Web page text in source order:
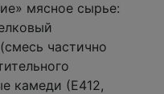
мясное сырье:
частично
камеди (Е412,